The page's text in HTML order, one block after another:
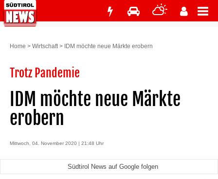
Home > Wirtschaft> IDM möchte neue Märkte erobern
Trotz Pandemie
IDM möchte neue Märkte
erobern
Mittwoch, 04. November 2020 | 21:48 Uhr
Südtirol News auf Google folgen